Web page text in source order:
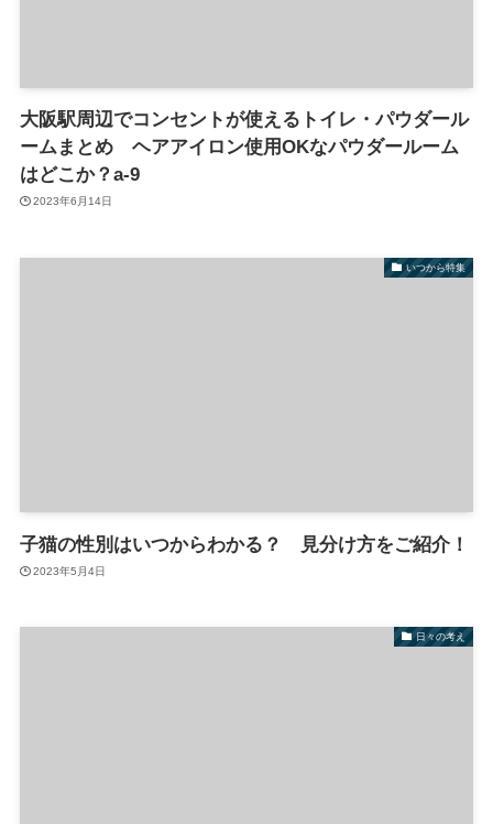
大阪駅周辺でコンセントが使えるトイレ・パウダール
ームまとめ ヘアアイロン使用OKなパウダールーム
はどこか？a-9
2023年6月14日
いつから特集
子猫の性別はいつからわかる？ 見分け方をご紹介！
2023年5月4日
日々の考え